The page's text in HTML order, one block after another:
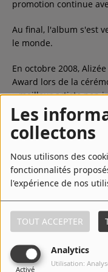
Les
collectons
Nous utilisons des
fonctionnalités
l'expérience de nos
TOUT ACCEPTER
Analytics
Activé
Utilisation:
promotion continue
Au final, l'album s'est
le monde.
En octobre 2008,
Award lors de la
« meilleur artiste pop
Gwen Stefani et Avril
Top Titres
1